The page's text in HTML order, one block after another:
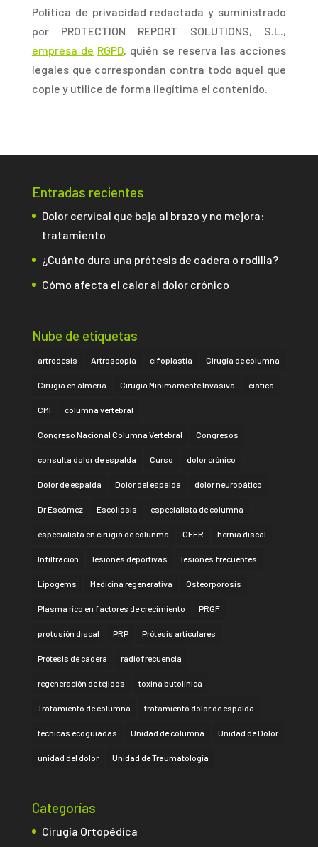
Política de privacidad redactada y suministrado
por PROTECTION REPORT SOLUTIONS, S.L.,
empresa de RGPD, quién se reserva las acciones
legales que correspondan contra todo aquel que
copie y utilice de forma ilegítima el contenido.
Entradas recientes
Dolor cervical que baja al brazo y no mejora:
tratamiento
¿Cuánto dura una prótesis de cadera o rodilla?
Cómo afecta el calor al dolor crónico
Nube de etiquetas
artrodesis Artroscopia cifoplastia Cirugía de columna
Cirugía en almería Cirugía Mínimamente Invasiva ciática
CMI columna vertebral
Congreso Nacional Columna Vertebral Congresos
consulta dolor de espalda Curso dolor crónico
Dolor de espalda Dolor del espalda dolor neuropático
Dr Escámez Escoliosis especialista de columna
especialista en cirugía de colunma GEER hernia discal
Infiltración lesiones deportivas lesiones frecuentes
Lipogems Medicina regenerativa Osteorporosis
Plasma rico en factores de crecimiento PRGF
protusión discal PRP Prótesis articulares
Prótesis de cadera radiofrecuencia
regeneración de tejidos toxina butolínica
Tratamiento de columna tratamiento dolor de espalda
técnicas ecoguiadas Unidad de columna Unidad de Dolor
unidad del dolor Unidad de Traumatología
Categorías
Cirugía Ortopédica